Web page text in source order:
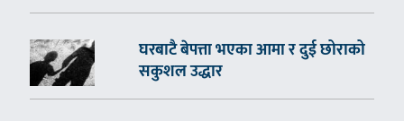
घरबाटै बेपत्ता भएका आमा र दुई छोराको
सकुशल उद्धार